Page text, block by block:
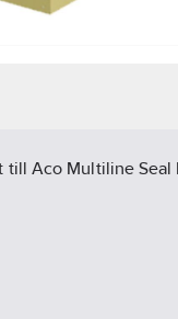
till Aco Multiline